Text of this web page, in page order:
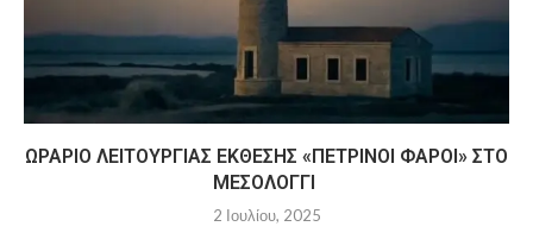
ΩΡΆΡΙΟ ΛΕΙΤΟΥΡΓΊΑΣ ΈΚΘΕΣΗΣ «ΠΈΤΡΙΝΟΙ ΦΆΡΟΙ» ΣΤΟ
ΜΕΣΟΛΌΓΓΙ
2 Ιουλίου, 2025